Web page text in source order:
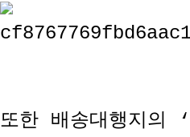
또한 배송대행지의 ‘